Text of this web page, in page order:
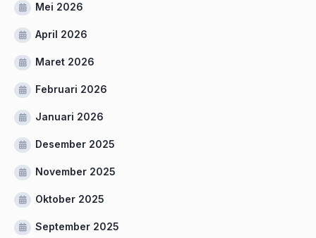
Mei 2026
April 2026
Maret 2026
Februari 2026
Januari 2026
Desember 2025
November 2025
Oktober 2025
September 2025